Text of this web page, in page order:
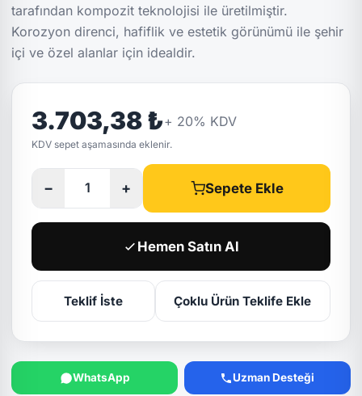
tarafından kompozit teknolojisi ile üretilmiştir.
Korozyon direnci, hafiflik ve estetik görünümü ile şehir
içi ve özel alanlar için idealdir.
3.703,38 ₺+ 20% KDV
KDV sepet aşamasında eklenir.
− + Sepete Ekle
Hemen Satın Al
Teklif İste Çoklu Ürün Teklife Ekle
WhatsApp Uzman Desteği